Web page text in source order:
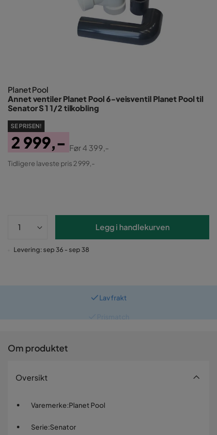
Planet Pool
Annet ventiler Planet Pool 6-veisventil Planet Pool til
Senator S 1 1/2 tilkobling
SE PRISEN!
Pris
2 999,-
Original
Før4 399,-
Tidligere laveste pris 2 999,-
Legg i handlekurven
Levering: sep 36 - sep 38
Om produktet
Oversikt
Varemerke:Planet Pool
Serie:Senator